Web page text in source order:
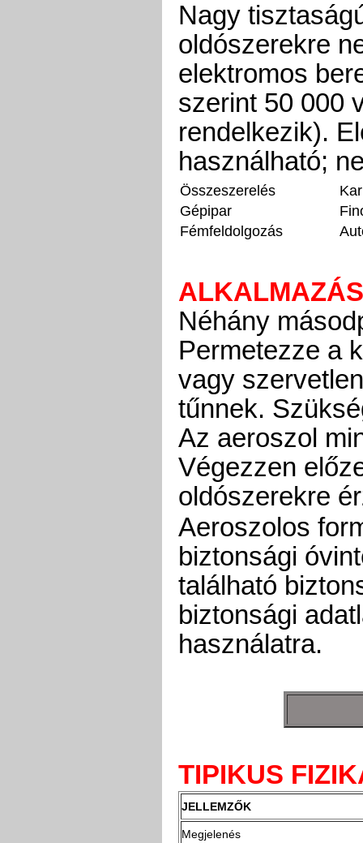
Nagy
oldószerekre
elektromos
szerint 50 000
rendelkezik).
használható;
Összeszerelés
Gépipar
Fémfeldolgozás
Néhány
Permetezze a
vagy
tűnnek.
Az aeroszol
Végezzen
oldószerekre
Aeroszolos
biztonsági
található
biztonsági
használatra.
TIPIKUS
JELLEMZŐK
Megjelenés